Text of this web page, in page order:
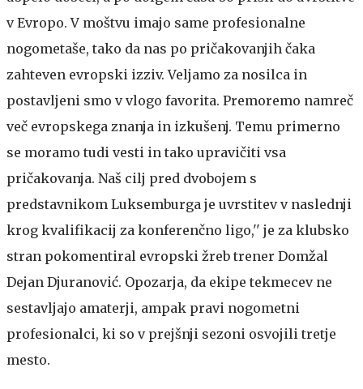
v Evropo. V moštvu imajo same profesionalne
nogometaše, tako da nas po pričakovanjih čaka
zahteven evropski izziv. Veljamo za nosilca in
postavljeni smo v vlogo favorita. Premoremo namreč
več evropskega znanja in izkušenj. Temu primerno
se moramo tudi vesti in tako upravičiti vsa
pričakovanja. Naš cilj pred dvobojem s
predstavnikom Luksemburga je uvrstitev v naslednji
krog kvalifikacij za konferenčno ligo,'' je za klubsko
stran pokomentiral evropski žreb trener Domžal
Dejan Djuranović. Opozarja, da ekipe tekmecev ne
sestavljajo amaterji, ampak pravi nogometni
profesionalci, ki so v prejšnji sezoni osvojili tretje
mesto.